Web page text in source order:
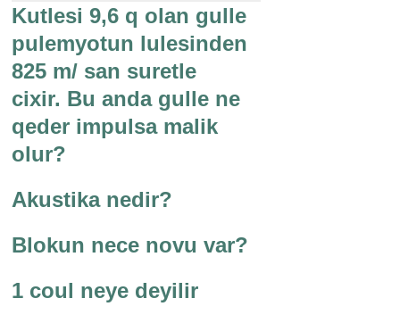
Kutlesi 9,6 q olan gulle
pulemyotun lulesinden
825 m/ san suretle
cixir. Bu anda gulle ne
qeder impulsa malik
olur?
Akustika nedir?
Blokun nece novu var?
1 coul neye deyilir